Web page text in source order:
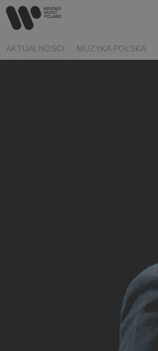
AKTUALNOŚCI MUZYKA POLSKA